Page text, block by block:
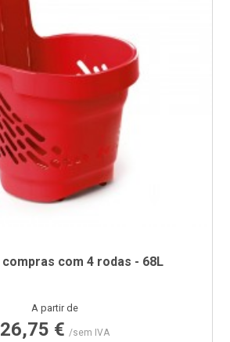
com 4 rodas - 68L
Preço
A partir de
26,75 € /sem IVA